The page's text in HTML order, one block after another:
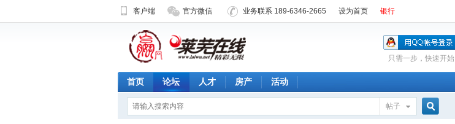
客户端 官方微信 业务联系 189-6346-2665 设为首页 银行
只需一步，快速开始
首页 论坛 人才 房产 活动
帖子